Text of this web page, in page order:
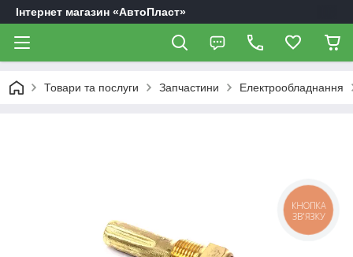
Інтернет магазин «АвтоПласт»
Товари та послуги Запчастини Електрообладнання
КНОПКА
ЗВ'ЯЗКУ